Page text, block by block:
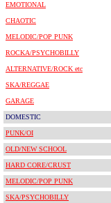
EMOTIONAL
CHAOTIC
MELODIC/POP PUNK
ROCKA/PSYCHOBILLY
ALTERNATIVE/ROCK etc
SKA/REGGAE
GARAGE
DOMESTIC
PUNK/OI
OLD/NEW SCHOOL
HARD CORE/CRUST
MELODIC/POP PUNK
SKA/PSYCHOBILLY